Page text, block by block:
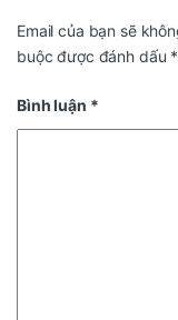
Email của bạn sẽ
buộc được đánh dấu *
Bình luận *